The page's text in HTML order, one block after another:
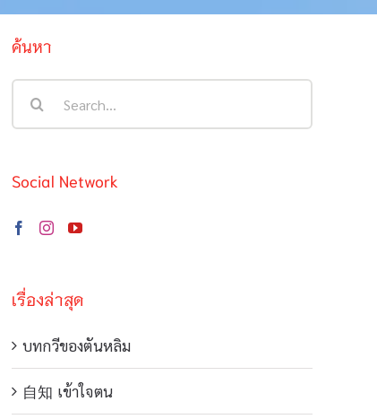
ค้นหา
Social Network
เรื่องล่าสุด
บทกวีของตันหลิม
自知 เข้าใจตน